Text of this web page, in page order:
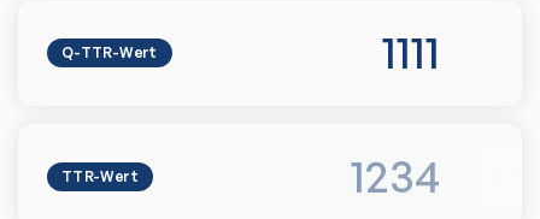
Q-TTR-Wert 1111
TTR-Wert 1234